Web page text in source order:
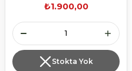
₺1.900,00
Stokta Yok